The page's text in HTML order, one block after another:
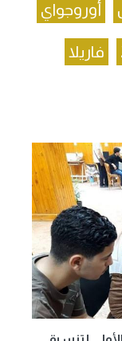
أوروجواي
فاريلا